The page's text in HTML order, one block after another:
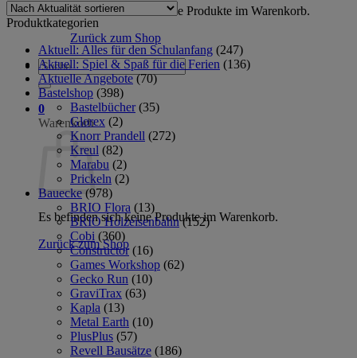
Es befinden sich keine Produkte im Warenkorb.
Zurück zum Shop
Suche
nach:
0
Warenkorb
Es befinden sich keine Produkte im Warenkorb.
Zurück zum Shop
sortiert
Produktkategorien
Aktuell: Alles für den Schulanfang (247)
Aktuell: Spiel & Spaß für die Ferien (136)
Aktuelle Angebote (70)
Bastelshop (398)
Bastelbücher (35)
Glorex (2)
Knorr Prandell (272)
Kreul (82)
Marabu (2)
Prickeln (2)
Bauecke (978)
BRIO Flora (13)
BRIO Holzeisenbahn (152)
Cobi (360)
Constructor (16)
Games Workshop (62)
Gecko Run (10)
GraviTrax (63)
Kapla (13)
Metal Earth (10)
PlusPlus (57)
Revell Bausätze (186)